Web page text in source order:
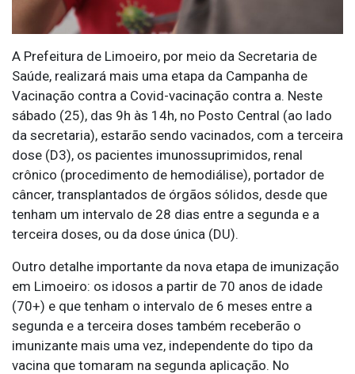
A Prefeitura de Limoeiro, por meio da Secretaria de
Saúde, realizará mais uma etapa da Campanha de
Vacinação contra a Covid-vacinação contra a. Neste
sábado (25), das 9h às 14h, no Posto Central (ao lado
da secretaria), estarão sendo vacinados, com a terceira
dose (D3), os pacientes imunossuprimidos, renal
crônico (procedimento de hemodiálise), portador de
câncer, transplantados de órgãos sólidos, desde que
tenham um intervalo de 28 dias entre a segunda e a
terceira doses, ou da dose única (DU).
Outro detalhe importante da nova etapa de imunização
em Limoeiro: os idosos a partir de 70 anos de idade
(70+) e que tenham o intervalo de 6 meses entre a
segunda e a terceira doses também receberão o
imunizante mais uma vez, independente do tipo da
vacina que tomaram na segunda aplicação. No